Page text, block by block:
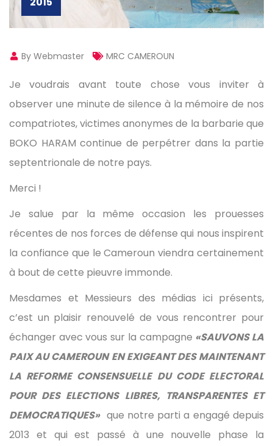
By Webmaster MRC CAMEROUN
Je voudrais avant toute chose vous inviter à
observer une minute de silence à la mémoire de nos
compatriotes, victimes anonymes de la barbarie que
BOKO HARAM continue de perpétrer dans la partie
septentrionale de notre pays.
Merci !
Je salue par la même occasion les prouesses
récentes de nos forces de défense qui nous inspirent
la confiance que le Cameroun viendra certainement
à bout de cette pieuvre immonde.
Mesdames et Messieurs des médias ici présents,
c’est un plaisir renouvelé de vous rencontrer pour
échanger avec vous sur la campagne «SAUVONS LA
PAIX AU CAMEROUN EN EXIGEANT DES MAINTENANT
LA REFORME CONSENSUELLE DU CODE ELECTORAL
POUR DES ELECTIONS LIBRES, TRANSPARENTES ET
DEMOCRATIQUES»que notre parti a engagé depuis
2013 et qui est passé à une nouvelle phase la